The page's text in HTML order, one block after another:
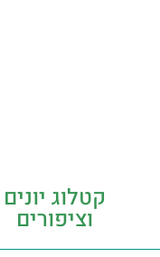
קטלוג יונים
וציפורים